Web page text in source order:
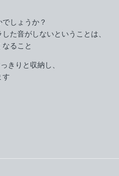
しょうか？
た音がしないということは、
ること
きりと収納し、
す